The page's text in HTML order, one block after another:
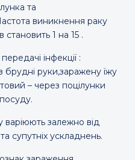
та
виникнення раку
становить 1 на 15 .
інфекції :
руки,заражену їжу
– через поцілунки
варіюють залежно від
супутніх ускладнень.